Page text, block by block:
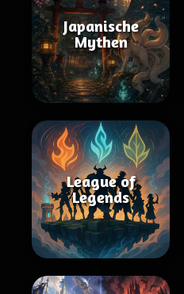
Japanische
Mythen
League of
Legends